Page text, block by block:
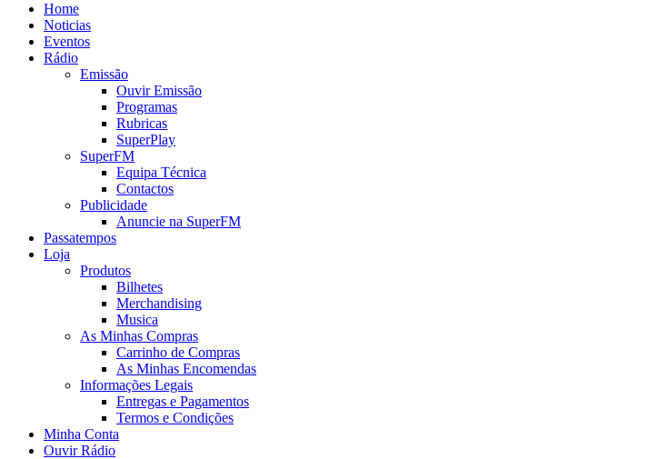
Home
Noticias
Eventos
Rádio
Emissão
Ouvir Emissão
Programas
Rubricas
SuperPlay
SuperFM
Equipa Técnica
Contactos
Publicidade
Anuncie na SuperFM
Passatempos
Loja
Produtos
Bilhetes
Merchandising
Musica
As Minhas Compras
Carrinho de Compras
As Minhas Encomendas
Informações Legais
Entregas e Pagamentos
Termos e Condições
Minha Conta
Ouvir Rádio